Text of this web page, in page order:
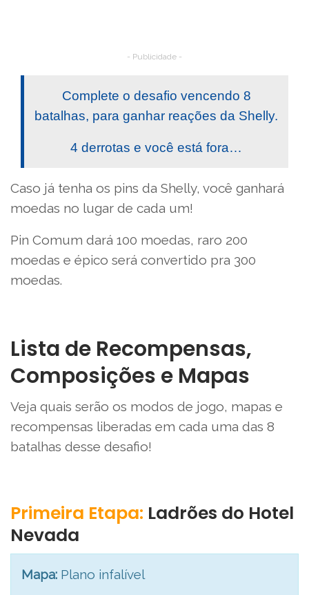
- Publicidade -
Complete o desafio vencendo 8
batalhas, para ganhar reações da Shelly.
4 derrotas e você está fora…
Caso já tenha os pins da Shelly, você ganhará
moedas no lugar de cada um!
Pin Comum dará 100 moedas, raro 200
moedas e épico será convertido pra 300
moedas.
Lista de Recompensas,
Composições e Mapas
Veja quais serão os modos de jogo, mapas e
recompensas liberadas em cada uma das 8
batalhas desse desafio!
Primeira Etapa: Ladrões do Hotel
Nevada
Mapa: Plano infalível